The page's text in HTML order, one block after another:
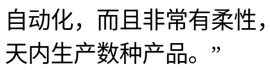
自动化，而且非常有柔性
天内生产数种产品。”